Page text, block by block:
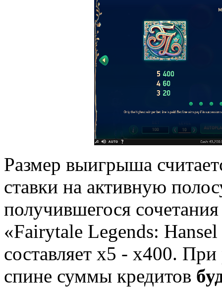
Размер выигрыша
ставки на активную
получившегося
«Fairytale Legends:
составляет х5 - х400.
спине суммы кредитов